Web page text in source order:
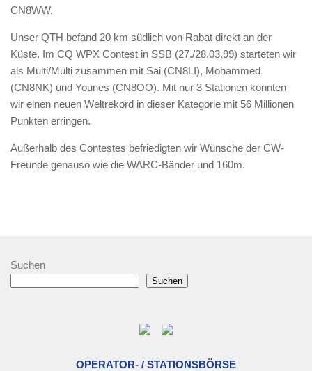
CN8WW.
Unser QTH befand 20 km südlich von Rabat direkt an der
Küste. Im CQ WPX Contest in SSB (27./28.03.99) starteten wir
als Multi/Multi zusammen mit Sai (CN8LI), Mohammed
(CN8NK) und Younes (CN8OO). Mit nur 3 Stationen konnten
wir einen neuen Weltrekord in dieser Kategorie mit 56 Millionen
Punkten erringen.
Außerhalb des Contestes befriedigten wir Wünsche der CW-
Freunde genauso wie die WARC-Bänder und 160m.
Suchen
Suchen
OPERATOR- / STATIONSBÖRSE